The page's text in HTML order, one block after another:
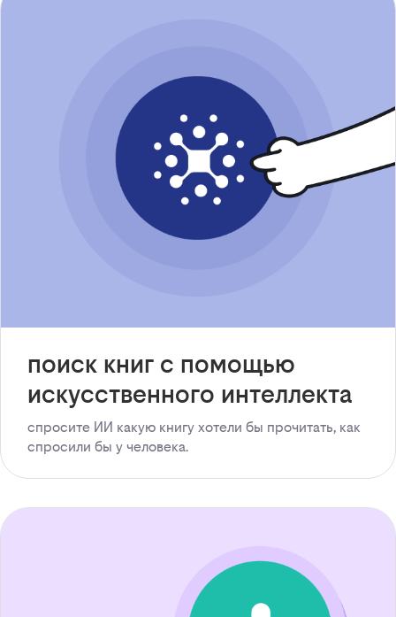
поиск книг с помощью
искусственного интеллекта
спросите ИИ какую книгу хотели бы прочитать, как
спросили бы у человека.